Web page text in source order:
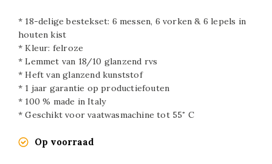
* 18-delige bestekset: 6 messen, 6 vorken & 6 lepels in
houten kist
* Kleur: felroze
* Lemmet van 18/10 glanzend rvs
* Heft van glanzend kunststof
* 1 jaar garantie op productiefouten
* 100 % made in Italy
* Geschikt voor vaatwasmachine tot 55˚ C
Op voorraad